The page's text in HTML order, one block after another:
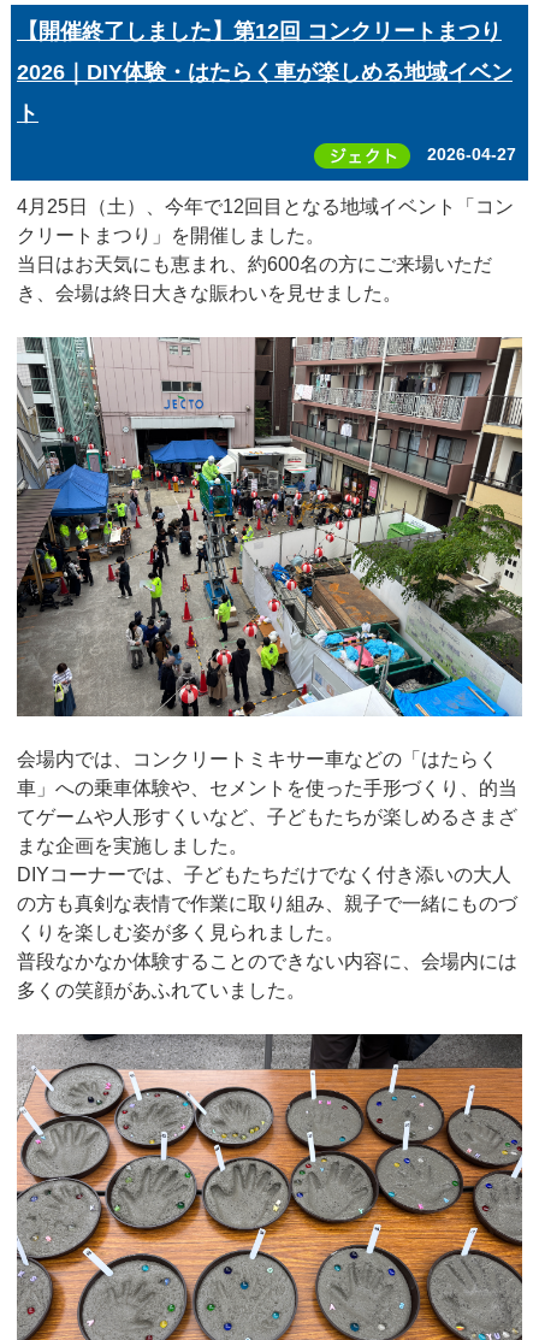
【開催終了しました】第12回 コンクリートまつり
2026｜DIY体験・はたらく車が楽しめる地域イベン
ト
2026-04-27
4月25日（土）、今年で12回目となる地域イベント「コン
クリートまつり」を開催しました。
当日はお天気にも恵まれ、約600名の方にご来場いただ
き、会場は終日大きな賑わいを見せました。
会場内では、コンクリートミキサー車などの「はたらく
車」への乗車体験や、セメントを使った手形づくり、的当
てゲームや人形すくいなど、子どもたちが楽しめるさまざ
まな企画を実施しました。
DIYコーナーでは、子どもたちだけでなく付き添いの大人
の方も真剣な表情で作業に取り組み、親子で一緒にものづ
くりを楽しむ姿が多く見られました。
普段なかなか体験することのできない内容に、会場内には
多くの笑顔があふれていました。